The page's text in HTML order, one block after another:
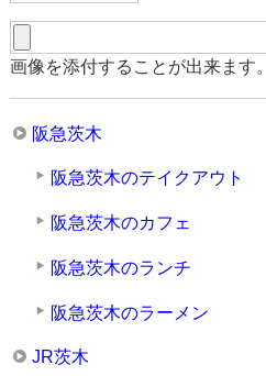
画像を添付することが出来ます
阪急茨木
阪急茨木のテイクアウト
阪急茨木のカフェ
阪急茨木のランチ
阪急茨木のラーメン
JR茨木